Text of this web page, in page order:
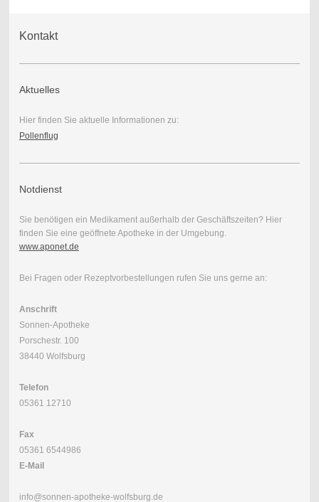
Kontakt
Aktuelles
Hier finden Sie aktuelle Informationen zu:
Pollenflug
Notdienst
Sie benötigen ein Medikament außerhalb der Geschäftszeiten? Hier
finden Sie eine geöffnete Apotheke in der Umgebung.
www.aponet.de
Bei Fragen oder Rezeptvorbestellungen rufen Sie uns gerne an:
Anschrift
Sonnen-Apotheke
Porschestr. 100
38440 Wolfsburg
Telefon
05361 12710
Fax
05361 6544986
E-Mail
info@sonnen-apotheke-wolfsburg.de